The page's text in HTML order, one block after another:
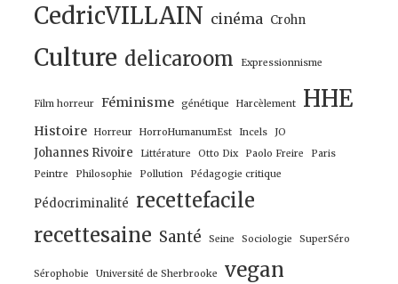
CedricVILLAIN cinéma Crohn
Culture delicaroom Expressionnisme
Film horreur Féminisme génétique Harcèlement HHE
Histoire Horreur HorroHumanumEst Incels JO
Johannes Rivoire Littérature Otto Dix Paolo Freire
Paris
Peintre
Philosophie Pollution Pédagogie critique
Pédocriminalité recettefacile
recettesaine Santé Seine Sociologie SuperSéro
Sérophobie Université de Sherbrooke vegan